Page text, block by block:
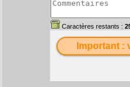
Caractères restants :
Important :